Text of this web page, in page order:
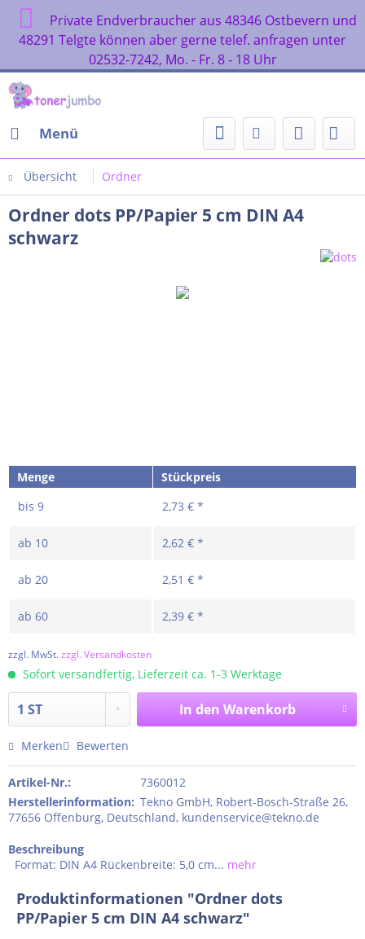
Private Endverbraucher aus 48346 Ostbevern und
48291 Telgte können aber gerne telef. anfragen unter
02532-7242, Mo. - Fr. 8 - 18 Uhr
Menü
Übersicht Ordner
Ordner dots PP/Papier 5 cm DIN A4
schwarz
Menge
Stückpreis
bis 9 2,73 € *
ab 10 2,62 € *
ab 20 2,51 € *
ab 60 2,39 € *
zzgl. MwSt.zzgl. Versandkosten
Sofort versandfertig, Lieferzeit ca. 1-3 Werktage
In den Warenkorb
Merken Bewerten
Artikel-Nr.:
7360012
Herstellerinformation: Tekno GmbH, Robert-Bosch-Straße 26,
77656 Offenburg, Deutschland, kundenservice@tekno.de
Beschreibung
Format: DIN A4 Rückenbreite: 5,0 cm... mehr
Produktinformationen "Ordner dots
PP/Papier 5 cm DIN A4 schwarz"